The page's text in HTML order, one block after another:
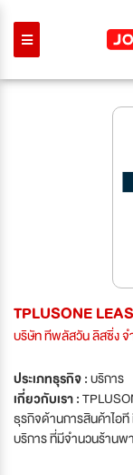
TPLUSONE
บริษัท ทีพลัสวัน ลิสซิ่ง
ประเภทธุรกิจ :บริการ
เกี่ยวกับเรา :TPLUSONE
ธุรกิจด้านการสินค้าไอที มือห
บริการ ที่มีจำนวนร้านพ